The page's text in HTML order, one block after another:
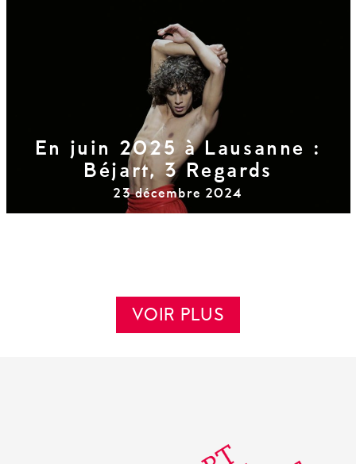
En juin 2025 à Lausanne :
Béjart, 3 Regards
23 décembre 2024
VOIR PLUS